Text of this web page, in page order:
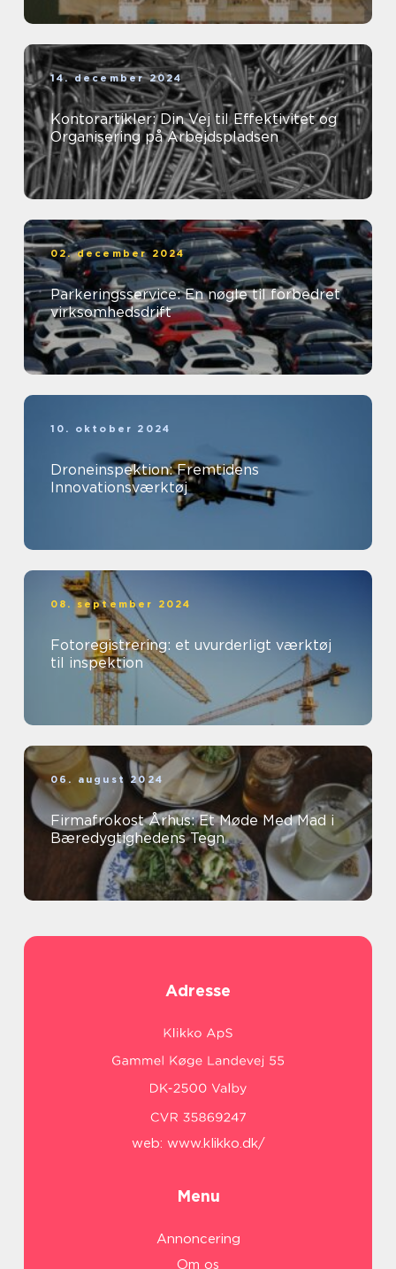
14. december 2024
Kontorartikler: Din Vej til Effektivitet og
Organisering på Arbejdspladsen
02. december 2024
Parkeringsservice: En nøgle til forbedret
virksomhedsdrift
10. oktober 2024
Droneinspektion: Fremtidens
Innovationsværktøj
08. september 2024
Fotoregistrering: et uvurderligt værktøj
til inspektion
06. august 2024
Firmafrokost Århus: Et Møde Med Mad i
Bæredygtighedens Tegn
Adresse
web: www.klikko.dk/
Menu
Annoncering
Om os